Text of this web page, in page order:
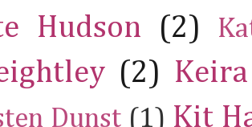
Hudson
(2)
(2)
Dunst (1) Kit